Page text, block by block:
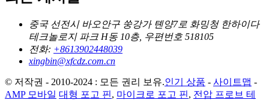
중국 선전시 바오안구 쑹강가 톈양7로 화밍청 한하이다
테크놀로지 파크 H동 10층, 우편번호 518105
전화: +8613902448039
xingbin@xfcdz.com.cn
© 저작권 - 2010-2024 : 모든 권리 보유.인기 상품 - 사이트맵 -
AMP 모바일 대형 포고 핀, 마이크로 포고 핀, 전압 프로브 테